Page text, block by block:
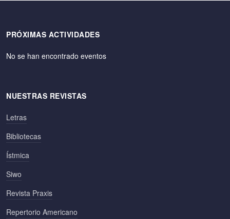
PRÓXIMAS ACTIVIDADES
No se han encontrado eventos
NUESTRAS REVISTAS
Letras
Bibliotecas
Ístmica
Siwo
Revista Praxis
Repertorio Americano